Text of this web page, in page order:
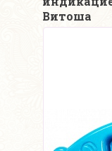
Витоша